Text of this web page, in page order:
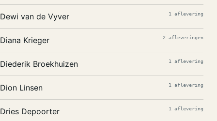
Dewi van de Vyver 1 aflevering
Diana Krieger 2 afleveringen
Diederik Broekhuizen 1 aflevering
Dion Linsen 1 aflevering
Dries Depoorter 1 aflevering